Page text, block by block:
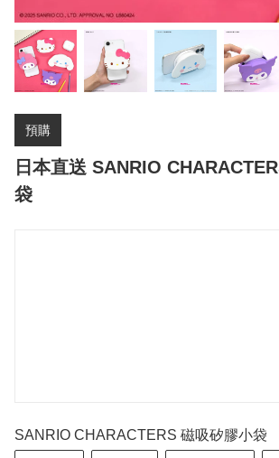
預購
日本直送 SANRIO
袋
SANRIO CHARACTERS 磁吸矽膠小袋